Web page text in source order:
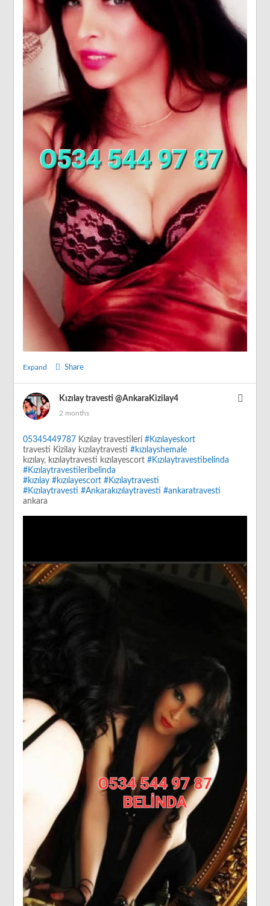
Expand Share
Kızılay travesti@AnkaraKizilay4
2 months
05345449787 Kızılay travestileri#Kızılayeskort
travesti Kizilay kızılaytravesti#kızılayshemale
kızılay, kızılaytravesti kızılayescort#Kızılaytravestibelinda
#Kızılaytravestileribelinda
#kızılay #kızılayescort #Kızılaytravesti
#Kızılaytravesti #Ankarakızılaytravesti #ankaratravesti
ankara